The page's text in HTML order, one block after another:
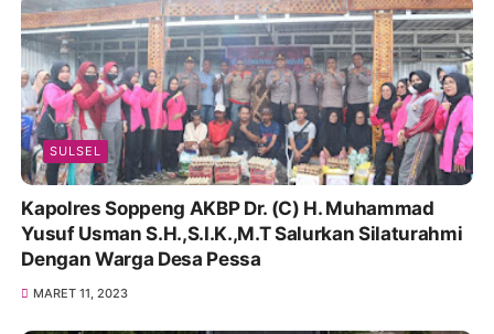
SULSEL
Kapolres Soppeng AKBP Dr. (C) H. Muhammad
Yusuf Usman S.H.,S.I.K.,M.T Salurkan Silaturahmi
Dengan Warga Desa Pessa
MARET 11, 2023